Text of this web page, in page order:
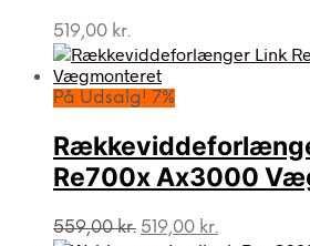
519,00 kr.
På Udsalg! 7%
Re700x Ax3000
559,00kr. Den
519,00 kr.